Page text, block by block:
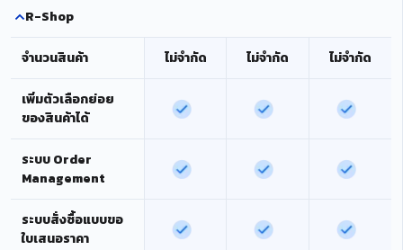
R-Shop
จำนวนสินค้า ไม่จำกัด ไม่จำกัด ไม่จำกัด
เพิ่มตัวเลือกย่อย
ของสินค้าได้
ระบบ Order
Management
ระบบสั่งซื้อแบบขอ
ใบเสนอราคา